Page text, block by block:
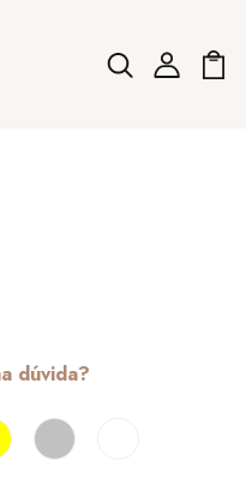
dúvida?